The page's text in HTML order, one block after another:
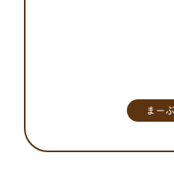
まー